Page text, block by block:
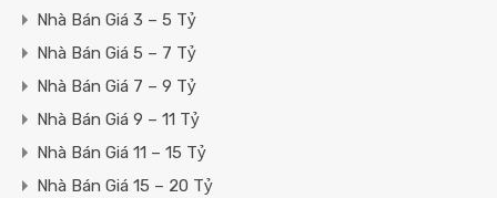
Nhà Bán Giá 3 – 5 Tỷ
Nhà Bán Giá 5 – 7 Tỷ
Nhà Bán Giá 7 – 9 Tỷ
Nhà Bán Giá 9 – 11 Tỷ
Nhà Bán Giá 11 – 15 Tỷ
Nhà Bán Giá 15 – 20 Tỷ